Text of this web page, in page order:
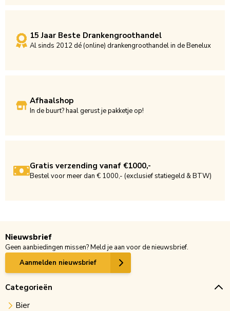
15 Jaar Beste Drankengroothandel
Al sinds 2012 dé (online) drankengroothandel in de Benelux
Afhaalshop
In de buurt? haal gerust je pakketje op!
Gratis verzending vanaf €1000,-
Bestel voor meer dan € 1000,- (exclusief statiegeld & BTW)
Nieuwsbrief
Geen aanbiedingen missen? Meld je aan voor de nieuwsbrief.
Aanmelden nieuwsbrief
Categorieën
Bier